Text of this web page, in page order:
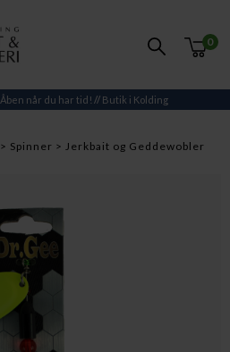
0
Åben når du har tid! // Butik i Kolding
Spinner
Jerkbait og Geddewobler